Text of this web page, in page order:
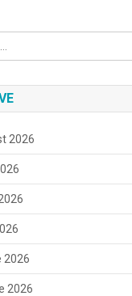
2026
2026
2026